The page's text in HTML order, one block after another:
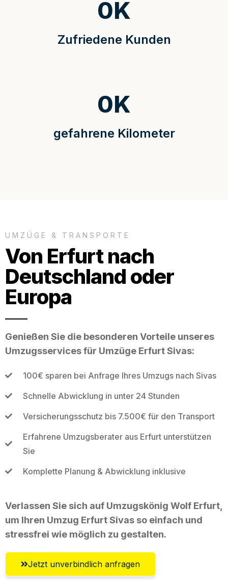
Zufriedene Kunden
0K
gefahrene Kilometer
0K
UMZÜGE & TRANSPORTE
Von Erfurt nach
Deutschland oder
Europa
Genießen Sie die besonderen Vorteile unseres
Umzugsservices für Umzüge Erfurt Sivas:
100€ sparen bei Anfrage Ihres Umzugs nach Sivas
Schnelle Abwicklung in unter 24 Stunden
Versicherungsschutz bis 7.500€ für den Transport
Erfahrene Umzugsberater aus Erfurt unterstützen
Sie
Komplette Planung & Abwicklung inklusive
Verlassen Sie sich auf Umzugskönig Wolf Erfurt,
um Ihren Umzug Erfurt Sivas so einfach und
stressfrei wie möglich zu gestalten.
Jetzt unverbindlich anfragen